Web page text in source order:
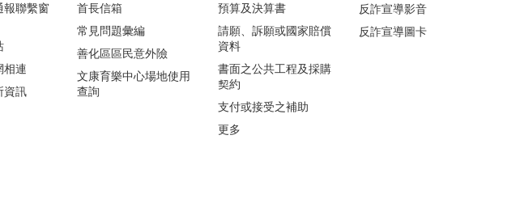
報聯繫窗
相連
資訊
首長信箱
常見問題彙編
善化區區民意外險
文康育樂中心場地使用
查詢
預算及決算書
請願、訴願或國家賠償
資料
書面之公共工程及採購
契約
支付或接受之補助
更多
反詐宣導影音
反詐宣導圖卡